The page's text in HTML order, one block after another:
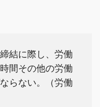
結に際し、労働
間その他の労働
らない。（労働